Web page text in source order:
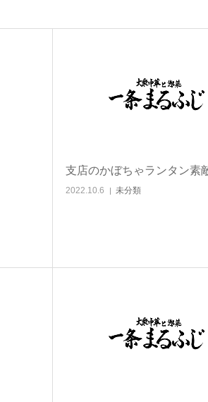
支店のかぼちゃランタン素
2022.10.6 未分類